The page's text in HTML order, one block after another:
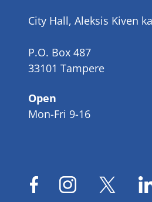
City Hall, Aleksis Kiven
P.O. Box 487
33101 Tampere
Open
Mon-Fri 9-16